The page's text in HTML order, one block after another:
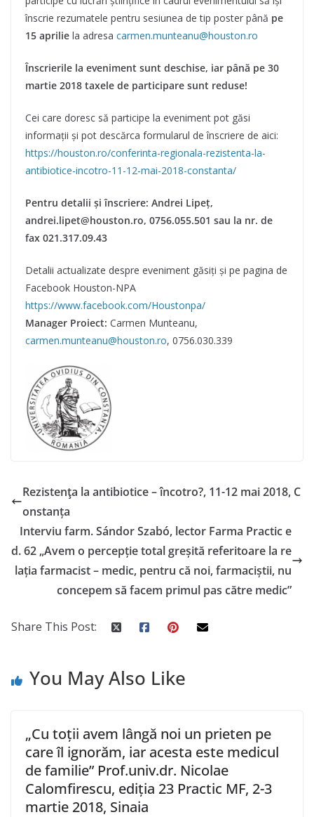
înscrie rezumatele pentru sesiunea de tip poster până pe
15 aprilie la adresa carmen.munteanu@houston.ro
Înscrierile la eveniment sunt deschise, iar până pe 30
martie 2018 taxele de participare sunt reduse!
Cei care doresc să participe la eveniment pot găsi
informații și pot descărca formularul de înscriere de aici:
https://houston.ro/conferinta-regionala-rezistenta-la-
antibiotice-incotro-11-12-mai-2018-constanta/
Pentru detalii și înscriere: Andrei Lipeț,
andrei.lipet@houston.ro, 0756.055.501 sau la nr. de
fax 021.317.09.43
Detalii actualizate despre eveniment găsiți și pe pagina de
Facebook Houston-NPA
https://www.facebook.com/Houstonpa/
Manager Proiect: Carmen Munteanu,
carmen.munteanu@houston.ro, 0756.030.339
Rezistenţa la antibiotice – încotro?, 11-12 mai 2018, C
onstanța
Interviu farm. Sándor Szabó, lector Farma Practic e
d. 62 „Avem o percepție total greșită referitoare la re
lația farmacist – medic, pentru că noi, farmaciștii, nu
concepem să facem primul pas către medic”
Share This Post:
You May Also Like
„Cu toții avem lângă noi un prieten pe
care îl ignorăm, iar acesta este medicul
de familie” Prof.univ.dr. Nicolae
Calomfirescu, ediția 23 Practic MF, 2-3
martie 2018, Sinaia